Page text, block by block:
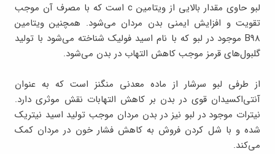
لبو حاوی مقدار بالایی از ویتامین c است که با مصرف آن موجب
تقویت و افزایش ایمنی بدن مردان می‌شود. همچنین ویتامین
B98 موجود در لبو که با نام اسید فولیک شناخته می‌شود با تولید
گلبول‌های قرمز موجب کاهش التهاب در بدن می‌شود.
از طرفی لبو سرشار از ماده معدنی منگنز است که به عنوان
آنتی‌اکسیدان قوی در بدن بر کاهش التهابات نقش موثری دارد.
نیترات موجود در لبو نیز در بدن مردان موجب تولید اسید نیتریک
شده و با شل کردن فروش به کاهش فشار خون در مردان کمک
می‌کند.